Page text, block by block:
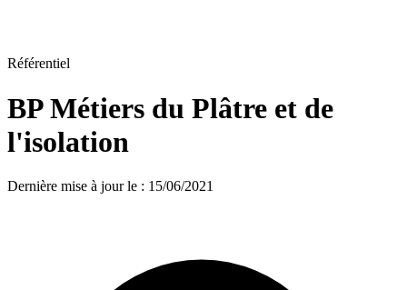
Référentiel
BP Métiers du Plâtre et de
l'isolation
Dernière mise à jour le : 15/06/2021